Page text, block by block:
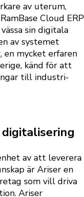
av uterum,
Cloud ERP
sin digitala
av systemet
, en mycket erfaren
känd för att
till industri-
av att leverera
är Ariser en
som vill driva
Ariser